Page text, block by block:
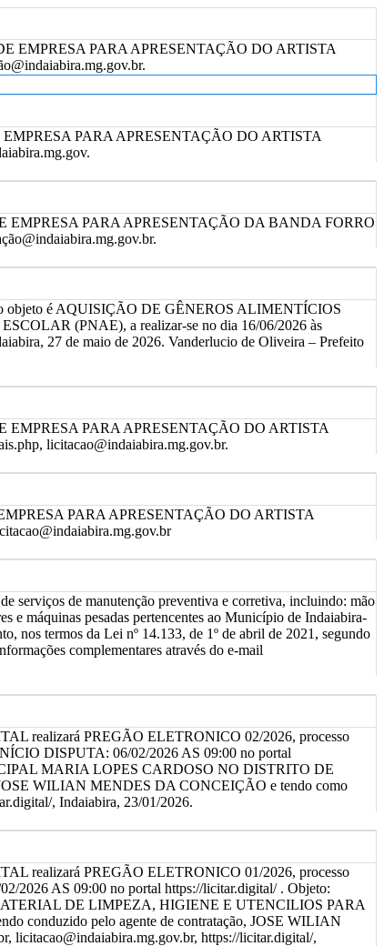
EMPRESA PARA APRESENTAÇÃO DO ARTISTA
PARA APRESENTAÇÃO DO ARTISTA
PARA APRESENTAÇÃO DA BANDA FORRO
objeto é AQUISIÇÃO DE GÊNEROS ALIMENTÍCIOS
(PNAE), a realizar-se no dia 16/06/2026 às
27 de maio de 2026. Vanderlucio de Oliveira – Prefeito
PARA APRESENTAÇÃO DO ARTISTA
licitacao@indaiabira.mg.gov.br.
PARA APRESENTAÇÃO DO ARTISTA
serviços de manutenção preventiva e corretiva, incluindo: mão
e máquinas pesadas pertencentes ao Município de Indaiabira-
nos termos da Lei nº 14.133, de 1º de abril de 2021, segundo
complementares através do e-mail
realizará PREGÃO ELETRONICO 02/2026, processo
DISPUTA: 06/02/2026 AS 09:00 no portal
MARIA LOPES CARDOSO NO DISTRITO DE
JOSE WILIAN MENDES DA CONCEIÇÃO e tendo como
, Indaiabira, 23/01/2026.
realizará PREGÃO ELETRONICO 01/2026, processo
2026 AS 09:00 no portal https://licitar.digital/ . Objeto:
DE LIMPEZA, HIGIENE E UTENCILIOS PARA
conduzido pelo agente de contratação, JOSE WILIAN
https://licitar.digital/,